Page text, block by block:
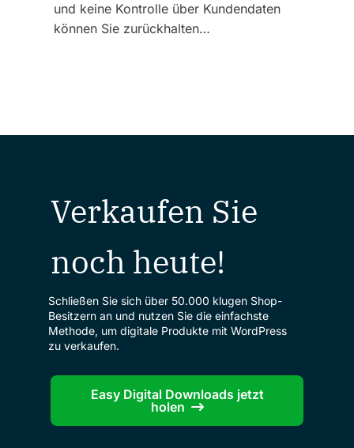
und keine Kontrolle über Kundendaten
können Sie zurückhalten…
Verkaufen Sie
noch heute!
Schließen Sie sich über 50.000 klugen Shop-
Besitzern an und nutzen Sie die einfachste
Methode, um digitale Produkte mit WordPress
zu verkaufen.
Easy Digital Downloads jetzt
holen